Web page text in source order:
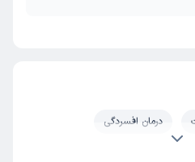
درمان افسردگی